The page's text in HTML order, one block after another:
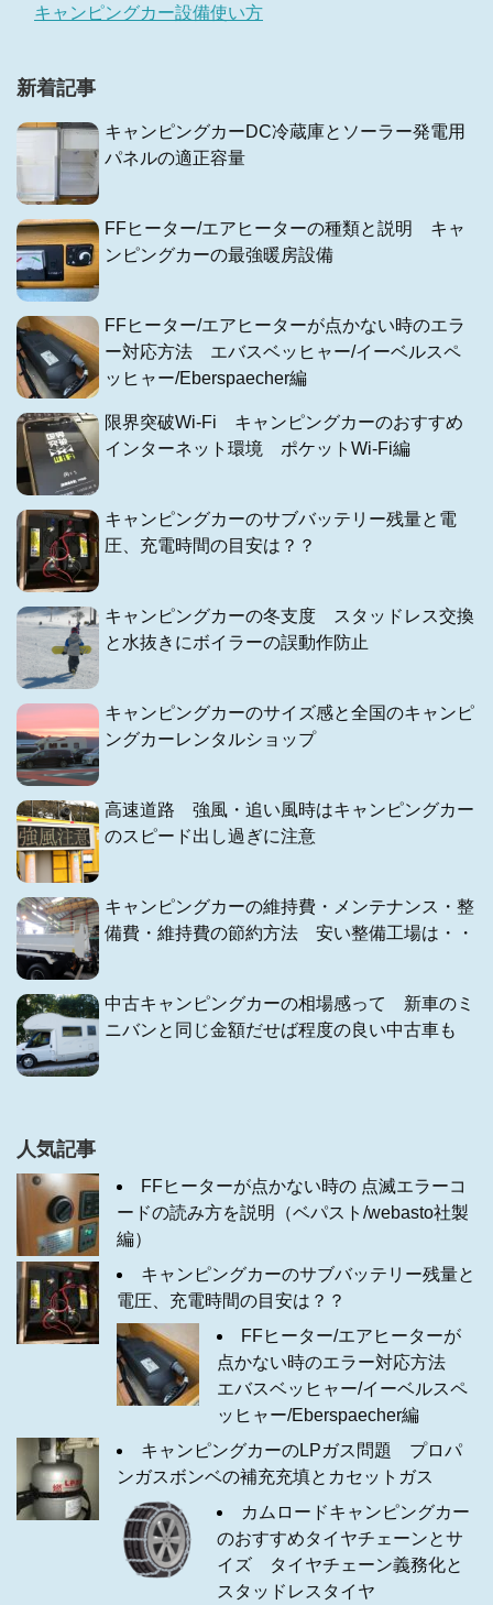
キャンピングカー設備使い方
新着記事
キャンピングカーDC冷蔵庫とソーラー発電用
パネルの適正容量
FFヒーター/エアヒーターの種類と説明 キャ
ンピングカーの最強暖房設備
FFヒーター/エアヒーターが点かない時のエラ
ー対応方法 エバスベッヒャー/イーベルスペ
ッヒャー/Eberspaecher編
限界突破Wi-Fi キャンピングカーのおすすめ
インターネット環境 ポケットWi-Fi編
キャンピングカーのサブバッテリー残量と電
圧、充電時間の目安は？？
キャンピングカーの冬支度 スタッドレス交換
と水抜きにボイラーの誤動作防止
キャンピングカーのサイズ感と全国のキャンピ
ングカーレンタルショップ
高速道路 強風・追い風時はキャンピングカー
のスピード出し過ぎに注意
キャンピングカーの維持費・メンテナンス・整
備費・維持費の節約方法 安い整備工場は・・
中古キャンピングカーの相場感って 新車のミ
ニバンと同じ金額だせば程度の良い中古車も
人気記事
FFヒーターが点かない時の 点滅エラーコ
ードの読み方を説明（ベパスト/webasto社製
編）
キャンピングカーのサブバッテリー残量と
電圧、充電時間の目安は？？
FFヒーター/エアヒーターが
点かない時のエラー対応方法
エバスベッヒャー/イーベルスペ
ッヒャー/Eberspaecher編
キャンピングカーのLPガス問題 プロパ
ンガスボンベの補充充填とカセットガス
カムロードキャンピングカー
のおすすめタイヤチェーンとサ
イズ タイヤチェーン義務化と
スタッドレスタイヤ